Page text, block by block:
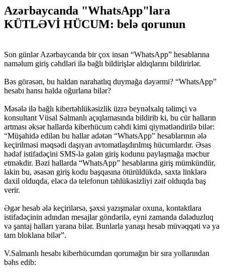
Azərbaycanda "WhatsApp"lara
KÜTLƏVİ HÜCUM: belə qorunun
Son günlər Azərbaycanda bir çox insan “WhatsApp” hesablarına
naməlum giriş cəhdləri ilə bağlı bildirişlər aldıqlarını bildirirlər.
Bəs görəsən, bu haldan narahatlıq duymağa dəyərmi? “WhatsApp”
hesabı hansı halda oğurlana bilər?
Məsələ ilə bağlı kibertəhlükəsizlik üzrə beynəlxalq təlimçi və
konsultant Vüsal Salmanlı açıqlamasında bildirib ki, bu cür halların
artması əksər hallarda kiberhücum cəhdi kimi qiymətləndirilə bilər:
“Müşahidə edilən bu hallar adətən “WhatsApp” hesablarının ələ
keçirilməsi məqsədi daşıyan avtomatlaşdırılmış hücumlardır. Əsas
hədəf istifadəçini SMS-lə gələn giriş kodunu paylaşmağa məcbur
etməkdir. Bəzi hallarda “WhatsApp” hesablarına giriş mümkündür,
lakin bu, əsasən giriş kodu başqasına ötürüldükdə, saxta linklərə
daxil olduqda, eləcə də telefonun təhlükəsizliyi zəif olduqda baş
verir.
Əgər hesab ələ keçirilərsə, şəxsi yazışmalar oxuna, kontaktlara
istifadəçinin adından mesajlar göndərilə, eyni zamanda dələduzluq
və şantaj halları yarana bilər. Bunlarla yanaşı hesab müvəqqəti və ya
tam bloklana bilər”.
V.Salmanlı hesabı kiberhücumdan qorumağın bir sıra yollarından
bəhs edib: